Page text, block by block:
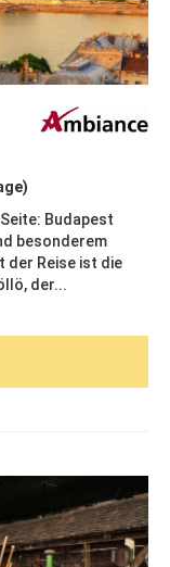
Budapest
besonderem
der Reise ist die
der...